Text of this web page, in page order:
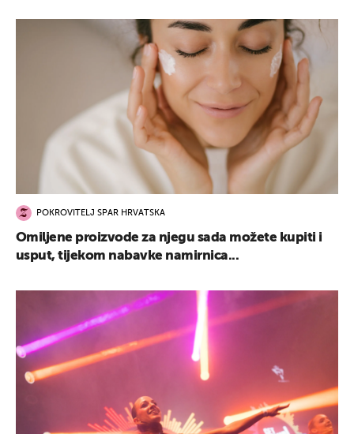
POKROVITELJ SPAR HRVATSKA
Omiljene proizvode za njegu sada možete kupiti i
usput, tijekom nabavke namirnica...